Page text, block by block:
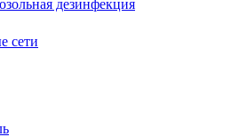
дезинфекция
сети